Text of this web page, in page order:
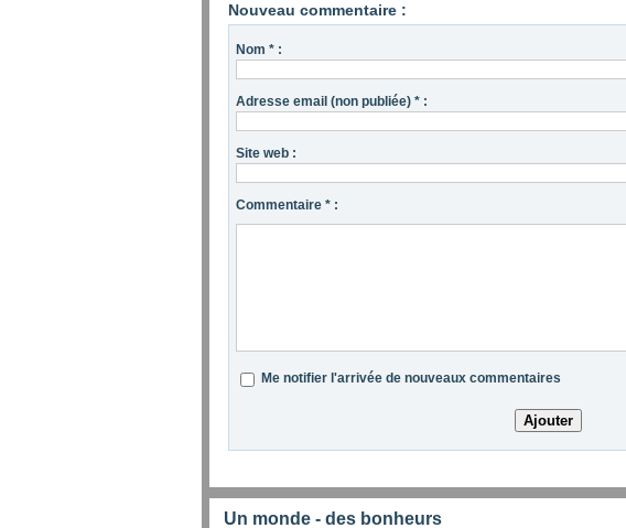
Nouveau commentaire :
Nom * :
Adresse email (non publiée) * :
Site web :
Commentaire * :
Me notifier l'arrivée de nouveaux commentaires
Un monde - des bonheurs